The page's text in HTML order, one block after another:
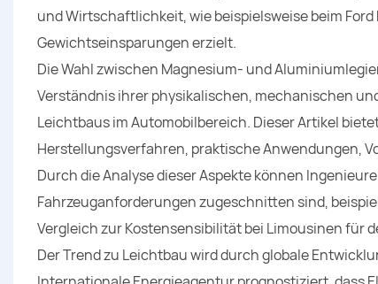
und Wirtschaftlichkeit, wie beispielsweise beim
Gewichtseinsparungen erzielt.
Die Wahl zwischen Magnesium- und
Verständnis ihrer physikalischen, mechanischen
Leichtbaus im Automobilbereich. Dieser Artikel
Herstellungsverfahren, praktische Anwendungen,
Durch die Analyse dieser Aspekte können
Fahrzeuganforderungen zugeschnitten sind,
Vergleich zur Kostensensibilität bei Limousinen für
Der Trend zu Leichtbau wird durch globale